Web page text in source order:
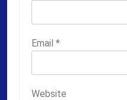
Email *
Website